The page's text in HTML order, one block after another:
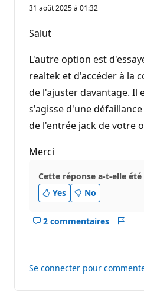
i
e
r
é
p
u
a
31 août 2025 à 01:32
Salut
L'autre option est
realtek et d'accéder à la
de l'ajuster davantage. Il
s'agisse d'une
de l'entrée jack de votre
Merci
Cette réponse a-t-elle
Yes
No
2 commentaires
Afficher
pour
réponse
Se connecter pour